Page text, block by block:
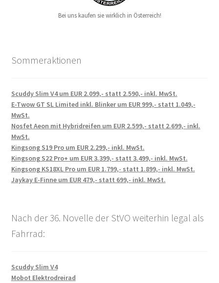
Bei uns kaufen sie wirklich in Österreich!
Sommeraktionen
Scuddy Slim V4 um EUR 2.099,- statt 2.590,- inkl. MwSt.
E-Twow GT SL Limited inkl. Blinker um EUR 999,- statt 1.049,-
MwSt.
Nosfet Aeon mit Hybridreifen um EUR 2.599,- statt 2.699,- inkl.
MwSt.
Kingsong S19 Pro um EUR 2.299,- inkl. MwSt.
Kingsong S22 Pro+ um EUR 3.399,- statt 3.499,- inkl. MwSt.
Kingsong KS18XL Pro um EUR 1.799,- statt 1.899,- inkl. MwSt.
Jaykay E-Finne um EUR 479,- statt 699,- inkl. MwSt.
Nach der 36. Novelle der StVO weiterhin legal als
Fahrrad:
Scuddy Slim V4
Mobot Elektrodreirad